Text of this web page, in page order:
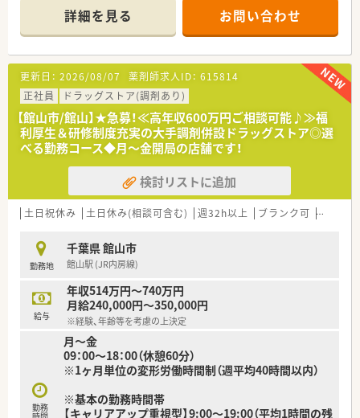
頑張り次第で高給与も可能！
■経験や勤務コースによりますが、経験の少ない方でも500万前
半スタートと業界TOP水準！
■職種や職域に合わせ、豊富な社内研修や外部組織と連携した研
修を用意されています
■薬剤師が中心の会社だからこそ活躍できるキャリアパスが多
種多様に用意されています。
■店舗拡大に伴い、エリアマネジャーや営業部長等のマネジメン
トのポジションも増えます。
■在宅や教育等の専門性を活かせるスペシャリストを目指すこ
とも可能です。
■その他にも、管理部門や商品部門等の本社スタッフなど活動領
域は多種多様です。
■在宅実施店舗は年々増加しており、在宅医療へもしっかりと関
わる事ができます。
時短勤務ができるよう変更予定です。
■年間休日が120日とワークライフバランスが整っています
■日用品から常備薬まで、従業員割引制度など嬉しいメリットも
たくさんあります！
詳細を見る お問い合わせ
更新日： 2026/08/07 薬剤師求人ID： 615814
正社員
ドラッグストア(調剤あり)
【館山市/館山】★急募！≪高年収600万円ご相談可能♪≫福
利厚生＆研修制度充実の大手調剤併設ドラッグストア◎選
べる勤務コース◆月〜金開局の店舗です！
検討リストに追加
土日祝休み 土日休み(相談可含む) 週32h以上 ブランク可 車通勤
勤務地
千葉県 館山市
館山駅 (JR内房線)
給与
年収514万円～740万円
月給240,000円～350,000円
※経験、年齢等を考慮の上決定
勤務
月～金
09：00～18：00（休憩60分）
※1ヶ月単位の変形労働時間制（週平均40時間以内）
※基本の勤務時間帯
【キャリアアップ重視型】9:00～19:00（平均1時間の残